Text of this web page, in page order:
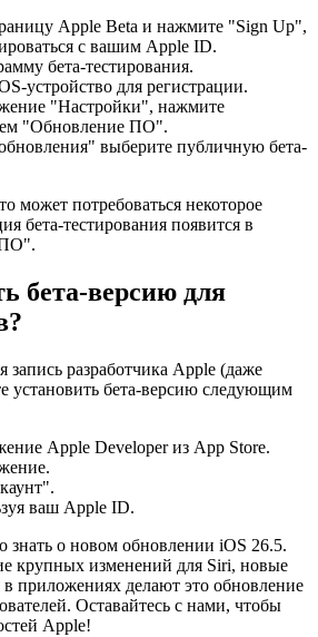
Apple Beta и нажмите "Sign Up",
с вашим Apple ID.
бета-тестирования.
устройство для регистрации.
"Настройки", нажмите
"Обновление ПО".
выберите публичную бета-
может потребоваться некоторое
бета-тестирования появится в
ПО".
бета-версию для
запись разработчика Apple (даже
установить бета-версию следующим
Apple Developer из App Store.
ваш Apple ID.
знать о новом обновлении iOS 26.5.
крупных изменений для Siri, новые
приложениях делают это обновление
Оставайтесь с нами, чтобы
Apple!